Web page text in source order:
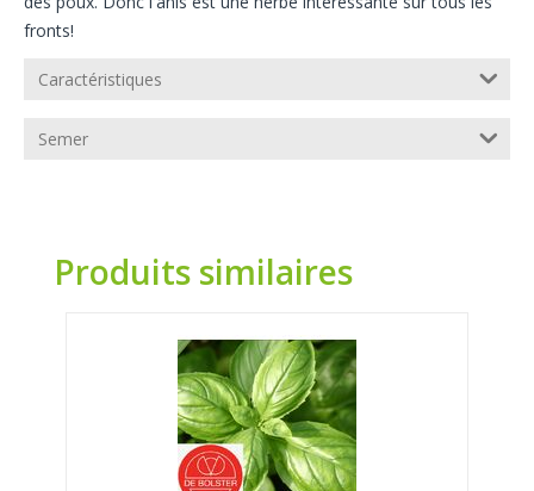
fronts!
Caractéristiques
Semer
Produits similaires